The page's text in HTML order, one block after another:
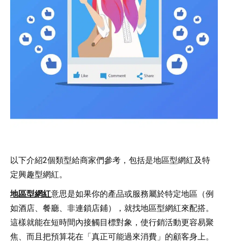
以下介紹2個類型給商家們參考，包括是地區型網紅及特
定興趣型網紅。
地區型網紅意思是如果你的產品或服務屬於特定地區（例
如酒店、餐廳、非連鎖店鋪），就找地區型網紅來配搭。
這樣就能在短時間內接觸目標對象，使行銷活動更容易聚
焦、而且把預算花在「真正可能過來消費」的顧客身上。